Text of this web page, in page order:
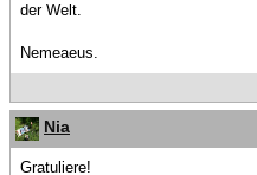
der Welt.
Nemeaeus.
Nia
Gratuliere!